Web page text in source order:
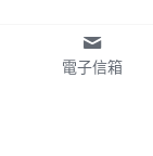
電子信箱